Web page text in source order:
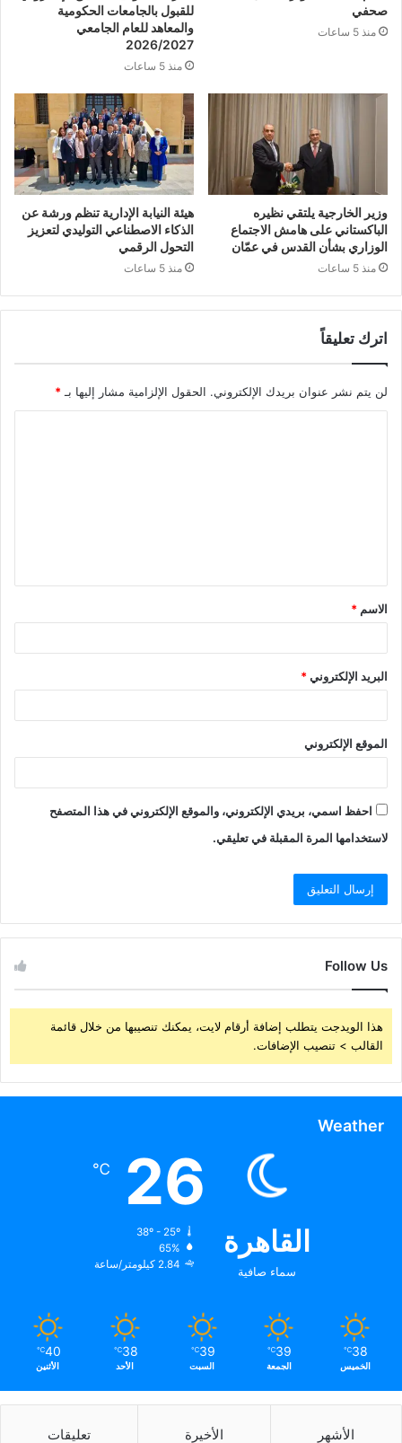
صحفي
منذ 5 ساعات
للقبول بالجامعات الحكومية
والمعاهد للعام الجامعي
2026/2027
منذ 5 ساعات
وزير الخارجية يلتقي نظيره
الباكستاني على هامش الاجتماع
الوزاري بشأن القدس في عمّان
منذ 5 ساعات
هيئة النيابة الإدارية تنظم ورشة عن
الذكاء الاصطناعي التوليدي لتعزيز
التحول الرقمي
منذ 5 ساعات
اترك تعليقاً
لن يتم نشر عنوان بريدك الإلكتروني. الحقول الإلزامية مشار إليها بـ*
ق
*
الاسم *
البريد الإلكتروني*
الموقع الإلكتروني
احفظ اسمي، بريدي الإلكتروني، والموقع الإلكتروني في هذا المتصفح
لاستخدامها المرة المقبلة في تعليقي.
Follow Us
هذا الويدجت يتطلب إضافة أرقام لايت، يمكنك تنصيبها من خلال قائمة
القالب > تنصيب الإضافات.
Weather
القاهرة
سماء صافية
26
℃
38º - 25º
65%
2.84 كيلومتر/ساعة
38
℃
الخميس
39
℃
الجمعة
39
℃
السبت
38
℃
الأحد
40
℃
الأثنين
الأشهر الأخيرة تعليقات